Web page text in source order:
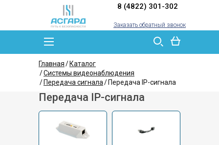
8 (4822) 301-302
Заказать обратный звонок
Главная
Каталог
Системы видеонаблюдения
Передача сигнала
Передача IP-сигнала
Передача IP-сигнала